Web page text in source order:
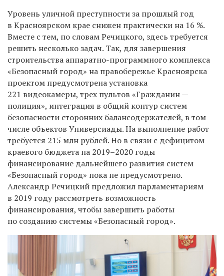
Уровень уличной преступности за прошлый год
в Красноярском крае снижен практически на 16 %.
Вместе с тем, по словам Речицкого, здесь требуется
решить несколько задач. Так, для завершения
строительства аппаратно-программного комплекса
«Безопасный город» на правобережье Красноярска
проектом предусмотрена установка
221 видеокамеры, трех пультов «Гражданин —
полиция», интеграция в общий контур систем
безопасности сторонних балансодержателей, в том
числе объектов Универсиады. На выполнение работ
требуется 215 млн рублей. Но в связи с дефицитом
краевого бюджета на 2019–2020 годы
финансирование дальнейшего развития систем
«Безопасный город» пока не предусмотрено.
Александр Речицкий предложил парламентариям
в 2019 году рассмотреть возможность
финансирования, чтобы завершить работы
по созданию системы «Безопасный город».